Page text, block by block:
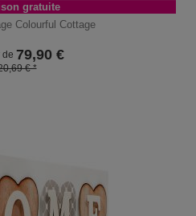
gratuite
Colourful Cottage
de 79,90€
€ *